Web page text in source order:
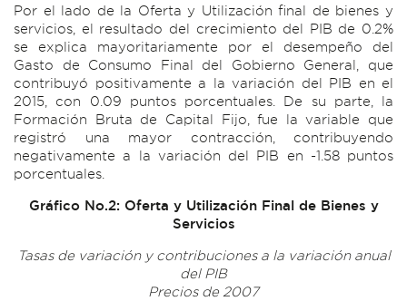
Por el lado de la Oferta y Utilización final de bienes y
servicios, el resultado del crecimiento del PIB de 0.2%
se explica mayoritariamente por el desempeño del
Gasto de Consumo Final del Gobierno General, que
contribuyó positivamente a la variación del PIB en el
2015, con 0.09 puntos porcentuales. De su parte, la
Formación Bruta de Capital Fijo, fue la variable que
registró una mayor contracción, contribuyendo
negativamente a la variación del PIB en -1.58 puntos
porcentuales.
Gráfico No.2: Oferta y Utilización Final de Bienes y
Servicios
Tasas de variación y contribuciones a la variación anual
del PIB
Precios de 2007